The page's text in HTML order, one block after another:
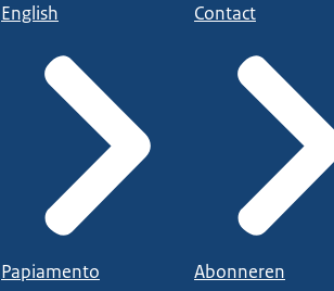
English
Papiamento
Contact
Abonneren